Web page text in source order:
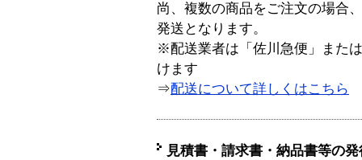
尚、複数の商品をご注文の場合
発送となります。
※配送業者は「佐川急便」また
けます
⇒配送について詳しくはこちら
見積書・請求書・納品書等の